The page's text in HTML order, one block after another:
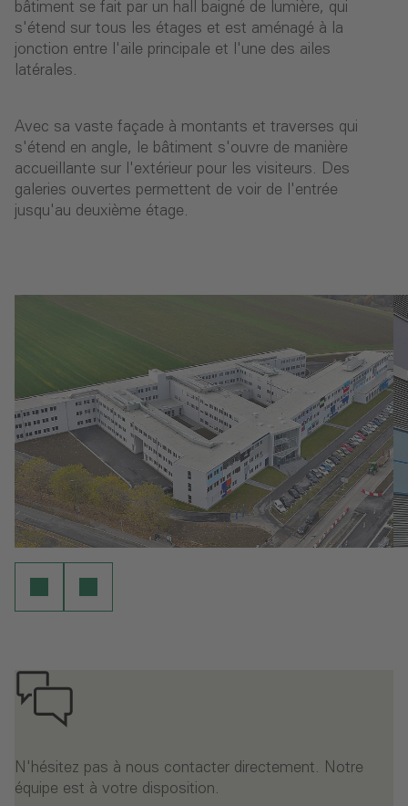
bâtiment se fait par un hall baigné de lumière, qui
s'étend sur tous les étages et est aménagé à la
jonction entre l'aile principale et l'une des ailes
latérales.
Avec sa vaste façade à montants et traverses qui
s'étend en angle, le bâtiment s'ouvre de manière
accueillante sur l'extérieur pour les visiteurs. Des
galeries ouvertes permettent de voir de l'entrée
jusqu'au deuxième étage.
N'hésitez pas à nous contacter directement. Notre
équipe est à votre disposition.